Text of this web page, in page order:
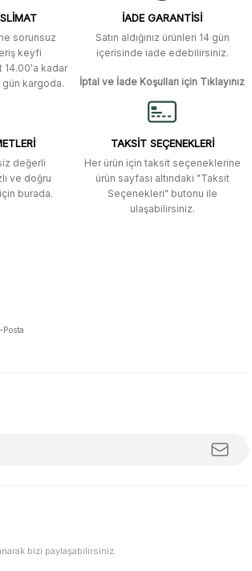
sorunsuz
keyfi
14.00'a kadar
gün kargoda.
İADE GARANTİSİ
Satın aldığınız ürünleri 14 gün
içerisinde iade edebilirsiniz.
İptal ve İade Koşulları için Tıklayınız
değerli
ve doğru
burada.
TAKSİT SEÇENEKLERİ
Her ürün için taksit seçeneklerine
ürün sayfası altındaki "Taksit
Seçenekleri" butonu ile
ulaşabilirsiniz.
Posta
bizi paylaşabilirsiniz.